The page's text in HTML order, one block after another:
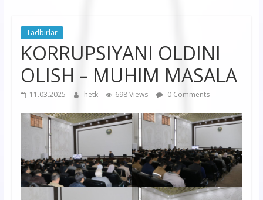
korxonasi”
Tadbirlar
KORRUPSIYANI OLDINI
OLISH – MUHIM MASALA
11.03.2025 hetk 698 Views 0 Comments